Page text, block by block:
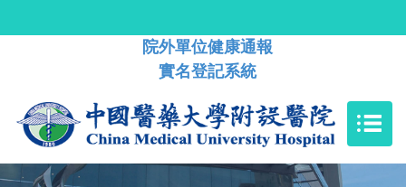
院外單位健康通報
實名登記系統